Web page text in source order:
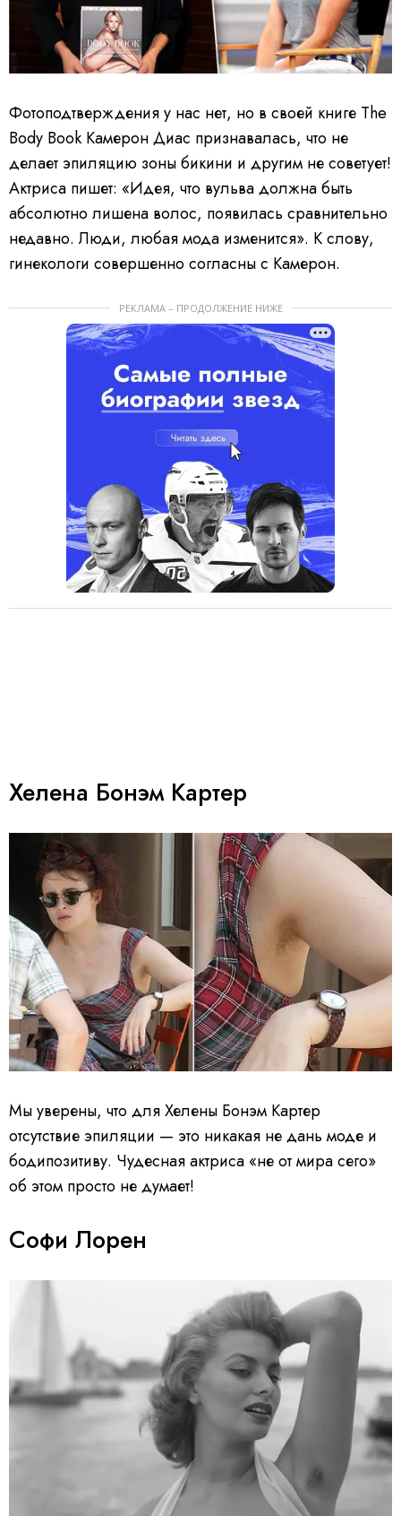
Фотоподтверждения у нас нет, но в своей книге The
Body Book Камерон Диас признавалась, что не
делает эпиляцию зоны бикини и другим не советует!
Актриса пишет: «Идея, что вульва должна быть
абсолютно лишена волос, появилась сравнительно
недавно. Люди, любая мода изменится». К слову,
гинекологи совершенно согласны с Камерон.
РЕКЛАМА – ПРОДОЛЖЕНИЕ НИЖЕ
Хелена Бонэм Картер
Мы уверены, что для Хелены Бонэм Картер
отсутствие эпиляции — это никакая не дань моде и
бодипозитиву. Чудесная актриса «не от мира сего»
об этом просто не думает!
Софи Лорен